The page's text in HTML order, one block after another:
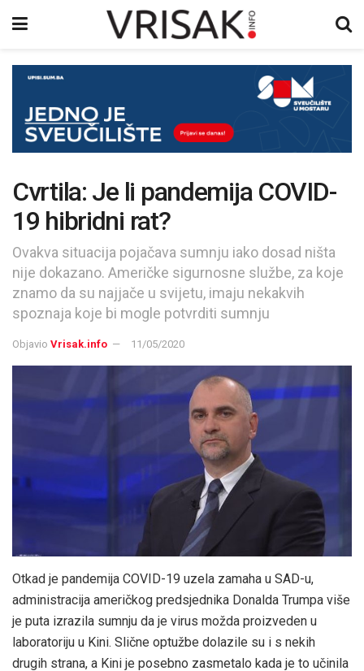
Cvrtila: Je li pandemija COVID-
19 hibridni rat?
Ovakva situacija pojačava sumnju iako dosad ništa
nije dokazano. Američke sigurnosne službe, za koje
znamo da su najjače u svijetu, imaju nekakvih
spoznaja koje bi mogle potvrditi sumnju
Objavio Vrisak.info 11/05/2020
‎Otkad je pandemija COVID-19 uzela zamaha u SAD-u,
administracija američkog predsjednika Donalda Trumpa više
je puta izrazila sumnju da je virus možda proizveden u
laboratoriju u Kini. Slične optužbe dolazile su i s nekih
drugih strana, a Kini je posebno zasmetalo kada je to učinila